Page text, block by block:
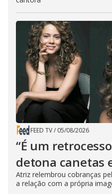
FEED TV/ 05/08/2026
“É um
detona canetas
Atriz relembrou cobranças
a relação com a própria